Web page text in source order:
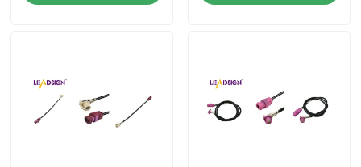
お問い合わせ
FAKRA HSDのコネクター